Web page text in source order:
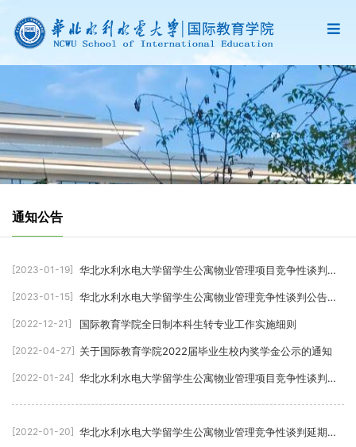
通知公告
[2023-01-19] 华北水利水电大学留学生公寓物业管理项目竞争性谈判成
[2023-01-15] 华北水利水电大学留学生公寓物业管理竞争性谈判公告
[2022-12-21] 国际教育学院全日制本科生转专业工作实施细则
[2022-04-27] 关于国际教育学院2022届毕业生校内奖学金公示的通知
[2022-01-24] 华北水利水电大学留学生公寓物业管理项目竞争性谈判成
[2022-01-20] 华北水利水电大学留学生公寓物业管理竞争性谈判延期公